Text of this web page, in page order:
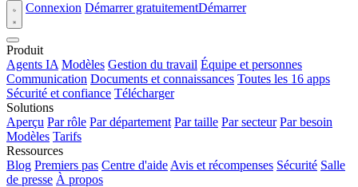
Connexion Démarrer gratuitementDémarrer
Produit
Agents IA Modèles Gestion du travail Équipe et personnes
Communication Documents et connaissances Toutes les 16 apps
Sécurité et confiance Télécharger
Solutions
Aperçu Par rôle Par département Par taille Par secteur Par besoin
Modèles Tarifs
Ressources
Blog Premiers pas Centre d'aide Avis et récompenses Sécurité Salle
de presse À propos